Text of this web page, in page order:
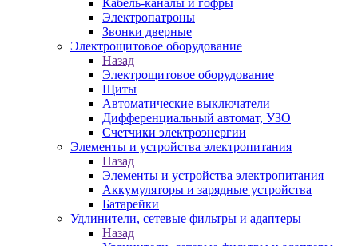
Кабель-каналы и гофры
Электропатроны
Звонки дверные
Электрощитовое оборудование
Назад
Электрощитовое оборудование
Щиты
Автоматические выключатели
Дифференциальный автомат, УЗО
Счетчики электроэнергии
Элементы и устройства электропитания
Назад
Элементы и устройства электропитания
Аккумуляторы и зарядные устройства
Батарейки
Удлинители, сетевые фильтры и адаптеры
Назад